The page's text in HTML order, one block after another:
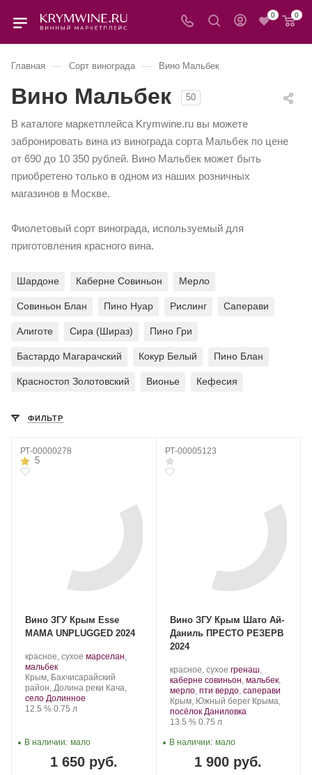
0 0
Главная — Сорт винограда — Вино Мальбек
Вино Мальбек 50
В каталоге маркетплейса Krymwine.ru вы можете
забронировать вина из винограда сорта Мальбек по цене
от 690 до 10 350 рублей. Вино Мальбек может быть
приобретено только в одном из наших розничных
магазинов в Москве.
Фиолетовый сорт винограда, используемый для
приготовления красного вина.
Шардоне Каберне Совиньон Мерло
Совиньон Блан Пино Нуар Рислинг Саперави
Алиготе Сира (Шираз) Пино Гри
Бастардо Магарачский Кокур Белый Пино Блан
Красностоп Золотовский Вионье Кефесия
ФИЛЬТР
РТ-00000278
5
Вино ЗГУ Крым Esse
МАМА UNPLUGGED 2024
Производитель:
Сатера/ESSE.
красное, сухое .
винограда:
марселан,
мальбек.
Регион:
Крым, Бахчисарайский
район, Долина реки Кача,
село Долинное
Крепость
12.5 %. Объем
0.75 л
1 650 руб.
В наличии: мало
РТ-00005123
Вино ЗГУ Крым Шато Ай-
Даниль ПРЕСТО РЕЗЕРВ
2024
Производитель:
Шато
Ай-
Даниль.
красное, сухое .
Сорт
винограда:
гренаш,
каберне совиньон, мальбек,
мерло, пти вердо, саперави.
Регион:
Крым, Южный берег Крыма,
посёлок Даниловка
Крепость
13.5 %. Объем
0.75 л
1 900 руб.
В наличии: мало